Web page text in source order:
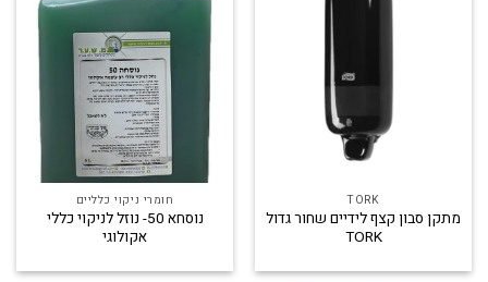
TORK
מתקן סבון קצף לידיים שחור גדול
TORK
חומרי ניקוי כלליים
נוסחא 50- נוזל לניקוי כללי
אקולוגי